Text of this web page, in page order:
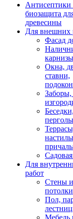
Антисептики
биозащита
древесины
Для внешних
Фасад
Окна,
ставни,
Заборы,
Беседки,
перголы
Для
работ
Стены и
потолки
Пол,
Мебель